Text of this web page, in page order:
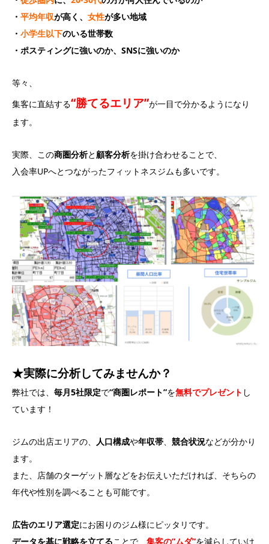
・ 平均年収が高く、 女性が多い地域
・ 小学生以下のいる世帯数
・ポスティングに強いのか、SNSに強いのか
等々、
集客に直結する“勝てるエリア”が一目で分かるようになり
ます。
実際、この商圏分析と顧客分析を掛け合わせることで、
入会率UPへとつながったフィットネスジムも多いです。
★実際に分析してみませんか？
弊社では、 毎月5社限定で“商圏レポート”を無料でプレゼント し
ています！
ジムの出店エリアの、 人口構成や年収帯 競合状況などが分かり
ます。
また、店舗のターゲット層などをお伝えいただければ、そちらの
年代や性別を調べることも可能です。
広告のエリア選定にお困りのジム様にピッタリです。
データを基に戦略を立てることで、 集客の”ムダ”を減らしていけ